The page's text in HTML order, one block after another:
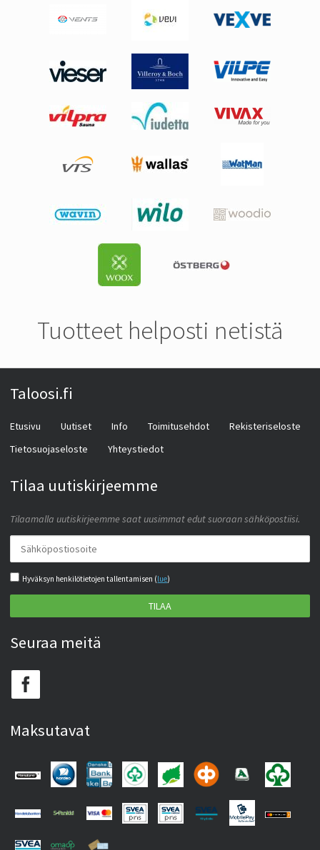
Tuotteet helposti netistä
Taloosi.fi
Etusivu Uutiset Info Toimitusehdot
Rekisteriseloste
Tietosuojaseloste
Yhteystiedot
Tilaa uutiskirjeemme
Tilaamalla uutiskirjeemme saat uusimmat edut suoraan sähköpostiisi.
Hyväksyn henkilötietojen tallentamisen (lue)
TILAA
Seuraa meitä
Maksutavat